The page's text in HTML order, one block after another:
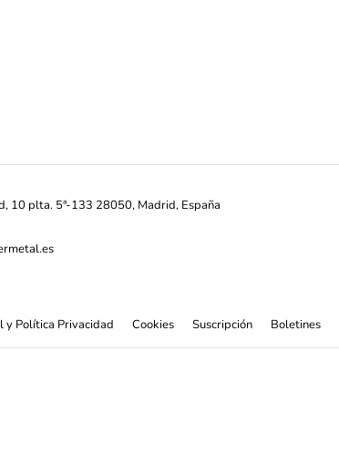
10 plta. 5ª-133 28050, Madrid, España
y Política Privacidad Cookies Suscripción Boletines